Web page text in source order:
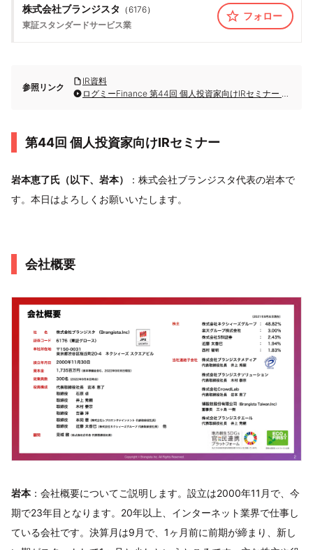
株式会社ブランジスタ （6176）
東証スタンダードサービス業
フォロー
参照リンク
IR資料
ログミーFinance 第44回 個人投資家向けIRセミナー Zoom ウェビナー 第5部・株式会社ブランジスタ
第44回 個人投資家向けIRセミナー
岩本恵了氏（以下、岩本）
：株式会社ブランジスタ代表の岩本で
す。本日はよろしくお願いいたします。
会社概要
岩本 ：会社概要についてご説明します。設立は2000年11月で、今
期で23年目となります。20年以上、インターネット業界で仕事し
ている会社です。決算月は9月で、1ヶ月前に前期が締まり、新し